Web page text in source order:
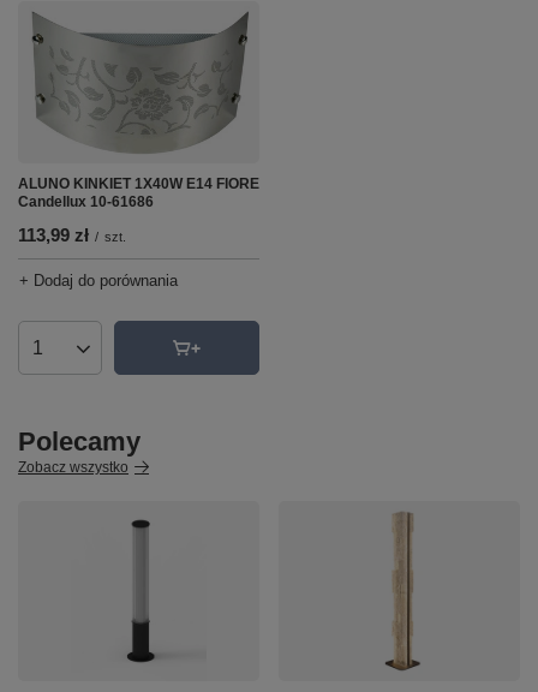
ALUNO KINKIET 1X40W E14 FIORE
Candellux 10-61686
113,99 zł / szt.
+ Dodaj do porównania
Ilość produktów
Polecamy
Zobacz wszystko